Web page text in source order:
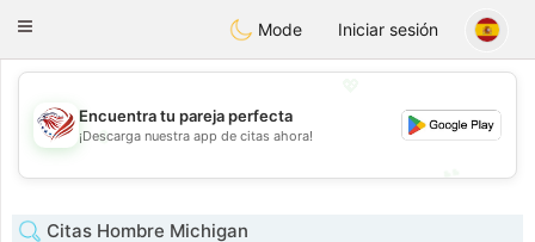
StatesDating
Toggle
Mode Iniciar sesión
💖
💕
Encuentra tu pareja perfecta
¡Descarga nuestra app de citas ahora!
Citas Hombre Michigan